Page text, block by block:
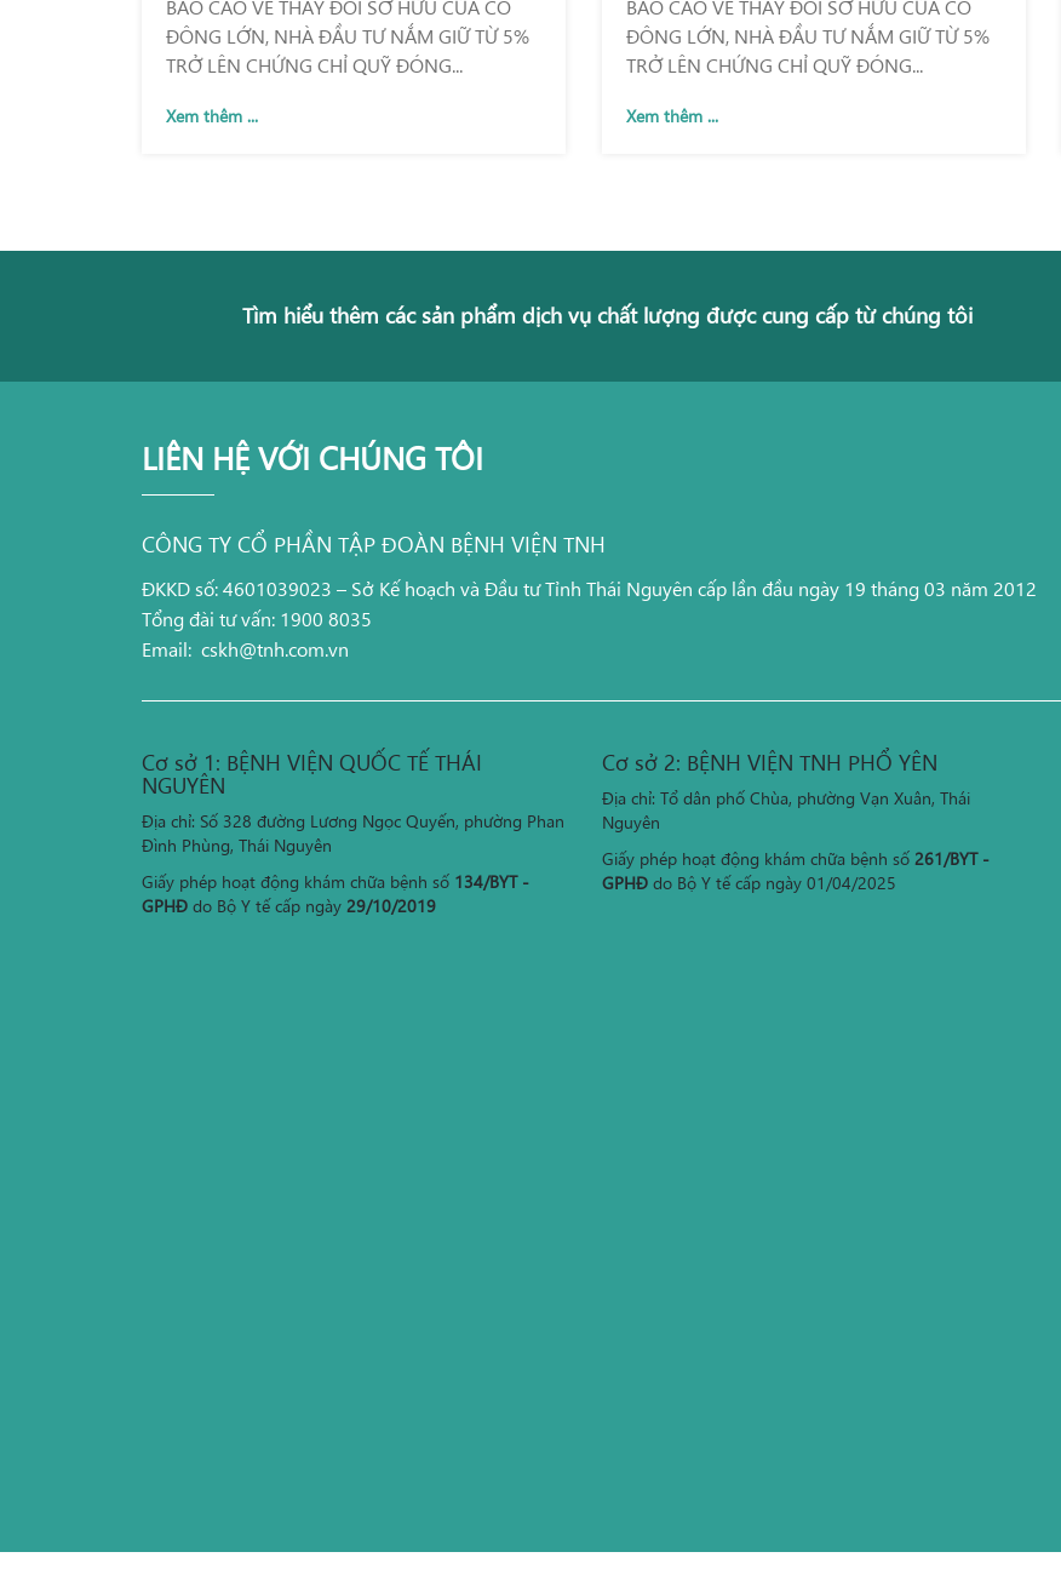
CHỈ QUỸ ĐÓNG
BÁO CÁO VỀ THAY ĐỔI SỞ HỮU CỦA CỔ
ĐÔNG LỚN, NHÀ ĐẦU TƯ NẮM GIỮ TỪ 5%
TRỞ LÊN CHỨNG CHỈ QUỸ ĐÓNG...
Xem thêm ...
CHỈ QUỸ ĐÓNG
BÁO CÁO VỀ THAY ĐỔI SỞ HỮU CỦA CỔ
ĐÔNG LỚN, NHÀ ĐẦU TƯ NẮM GIỮ TỪ 5%
TRỞ LÊN CHỨNG CHỈ QUỸ ĐÓNG...
Xem thêm ...
Tìm hiểu thêm các sản phẩm dịch vụ chất lượng được cung cấp từ chúng tôi
LIÊN HỆ VỚI CHÚNG TÔI
CÔNG TY CỔ PHẦN TẬP ĐOÀN BỆNH VIỆN TNH
ĐKKD số: 4601039023 – Sở Kế hoạch và Đầu tư Tỉnh Thái Nguyên cấp lần đầu ngày 19 tháng 03 năm 2012
Tổng đài tư vấn: 1900 8035
Email: cskh@tnh.com.vn
Cơ sở 1: BỆNH VIỆN QUỐC TẾ THÁI
NGUYÊN
Địa chỉ: Số 328 đường Lương Ngọc Quyến, phường Phan
Đình Phùng, Thái Nguyên
Giấy phép hoạt động khám chữa bệnh số 134/BYT -
GPHĐ do Bộ Y tế cấp ngày 29/10/2019
Cơ sở 2: BỆNH VIỆN TNH PHỔ YÊN
Địa chỉ: Tổ dân phố Chùa, phường Vạn Xuân, Thái
Nguyên
Giấy phép hoạt động khám chữa bệnh số 261/BYT -
GPHĐ do Bộ Y tế cấp ngày 01/04/2025